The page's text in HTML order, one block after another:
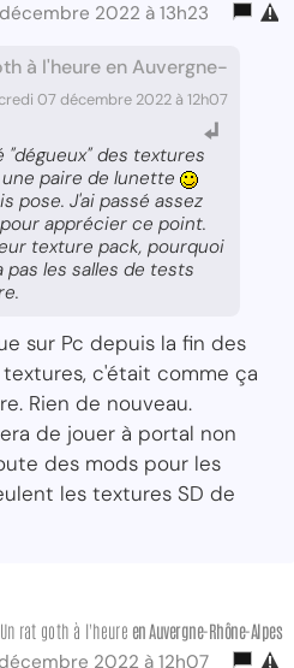
2022 à 13h23
à l'heure en Auvergne-
07 décembre 2022 à 12h07
"dégueux" des textures
paire de lunette
pose. J'ai passé assez
apprécier ce point.
texture pack, pourquoi
pas les salles de tests
sur Pc depuis la fin des
c'était comme ça
Rien de nouveau.
de jouer à portal non
des mods pour les
les textures SD de
Un rat goth à l'heure en Auvergne-Rhône-Alpes
2022 à 12h07